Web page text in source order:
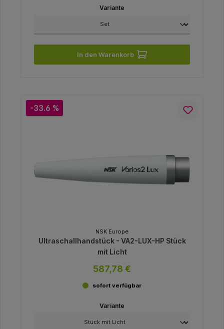
Variante
In den Warenkorb
-33.6 %
NSK Europe
Ultraschallhandstück - VA2-LUX-HP Stück
mit Licht
587,78 €
sofort verfügbar
Variante